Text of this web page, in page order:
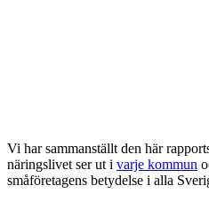
Vi har sammanställt den här
näringslivet ser ut i varje kommun
småföretagens betydelse i alla